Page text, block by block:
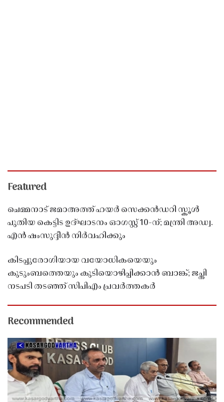
Featured
ചെമ്മനാട് ജമാഅത്ത് ഹയർ സെക്കൻഡറി സ്കൂൾ
പുതിയ കെട്ടിട ഉദ്ഘാടനം ഓഗസ്റ്റ് 10-ന്; മന്ത്രി അഡ്വ.
എൻ ഷംസുദ്ദീൻ നിർവഹിക്കും
കിടപ്പുരോഗിയായ വയോധികയെയും
കുടുംബത്തെയും കുടിയൊഴിപ്പിക്കാൻ ബാങ്ക്; ജപ്തി
നടപടി തടഞ്ഞ് സിപിഎം പ്രവർത്തകർ
Recommended